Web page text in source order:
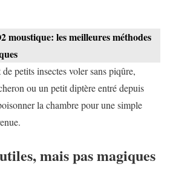
moustique: les meilleures méthodes
petits insectes voler sans piqûre,
ou un petit diptère entré depuis
la chambre pour une simple
mais pas magiques